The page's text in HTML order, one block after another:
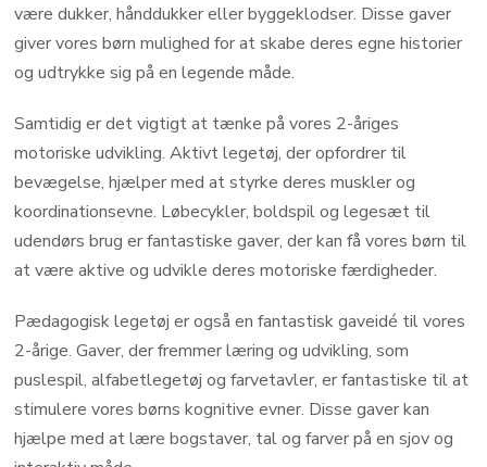
være dukker, hånddukker eller byggeklodser. Disse gaver
giver vores børn mulighed for at skabe deres egne historier
og udtrykke sig på en legende måde.
Samtidig er det vigtigt at tænke på vores 2-åriges
motoriske udvikling. Aktivt legetøj, der opfordrer til
bevægelse, hjælper med at styrke deres muskler og
koordinationsevne. Løbecykler, boldspil og legesæt til
udendørs brug er fantastiske gaver, der kan få vores børn til
at være aktive og udvikle deres motoriske færdigheder.
Pædagogisk legetøj er også en fantastisk gaveidé til vores
2-årige. Gaver, der fremmer læring og udvikling, som
puslespil, alfabetlegetøj og farvetavler, er fantastiske til at
stimulere vores børns kognitive evner. Disse gaver kan
hjælpe med at lære bogstaver, tal og farver på en sjov og